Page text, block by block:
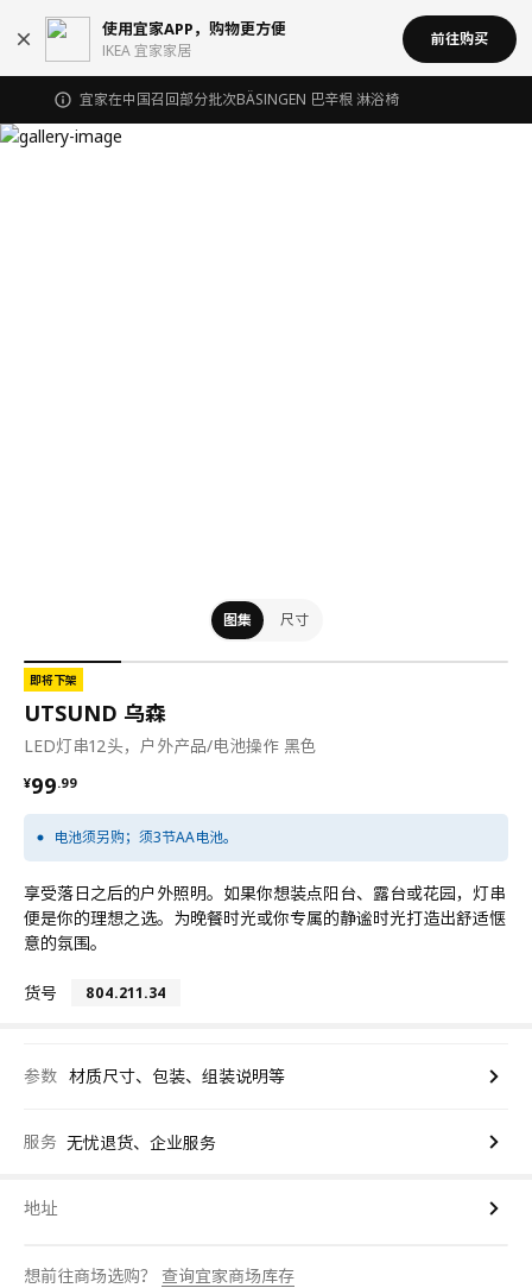
使用宜家APP，购物更方便
IKEA 宜家家居
前往购买
宜家在中国召回部分批次BÄSINGEN 巴辛根 淋浴椅
图集 尺寸
即将下架
UTSUND 乌森
LED灯串12头，户外产品/电池操作 黑色
¥99.99
¥ 99.99
电池须另购；须3节AA电池。
享受落日之后的户外照明。如果你想装点阳台、露台或花园，灯串
便是你的理想之选。为晚餐时光或你专属的静谧时光打造出舒适惬
意的氛围。
货号 804.211.34
参数 材质尺寸、包装、组装说明等
服务 无忧退货、企业服务
地址
想前往商场选购？ 查询宜家商场库存